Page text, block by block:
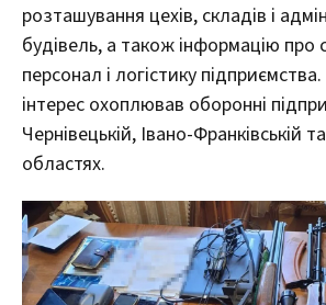
розташування цехів, складів і
будівель, а також інформацію про
персонал і логістику
інтерес охоплював оборонні
Чернівецькій, Івано-Франківській
областях.